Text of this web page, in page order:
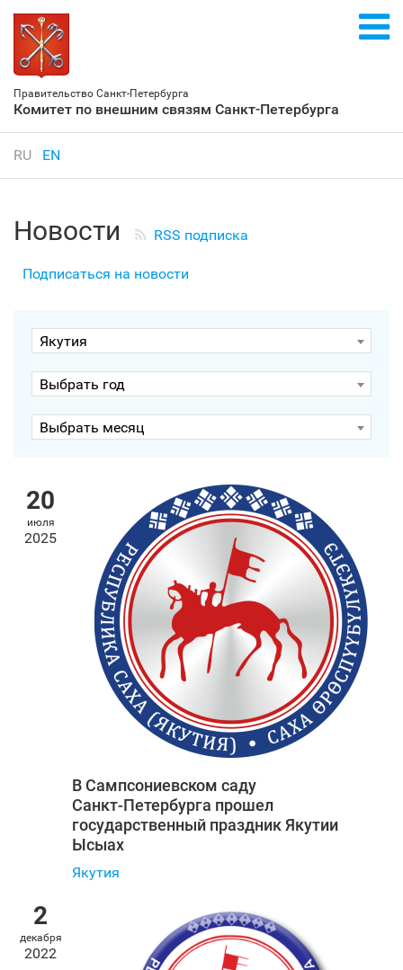
Правительство Санкт‑Петербурга
Комитет по внешним связям Санкт‑Петербурга
RU EN
Новости RSS подписка
Подписаться на новости
Якутия
Выбрать год
Выбрать месяц
20
июля
2025
В Сампсониевском саду
Санкт‑Петербурга прошел
государственный праздник Якутии
Ысыах
Якутия
2
декабря
2022